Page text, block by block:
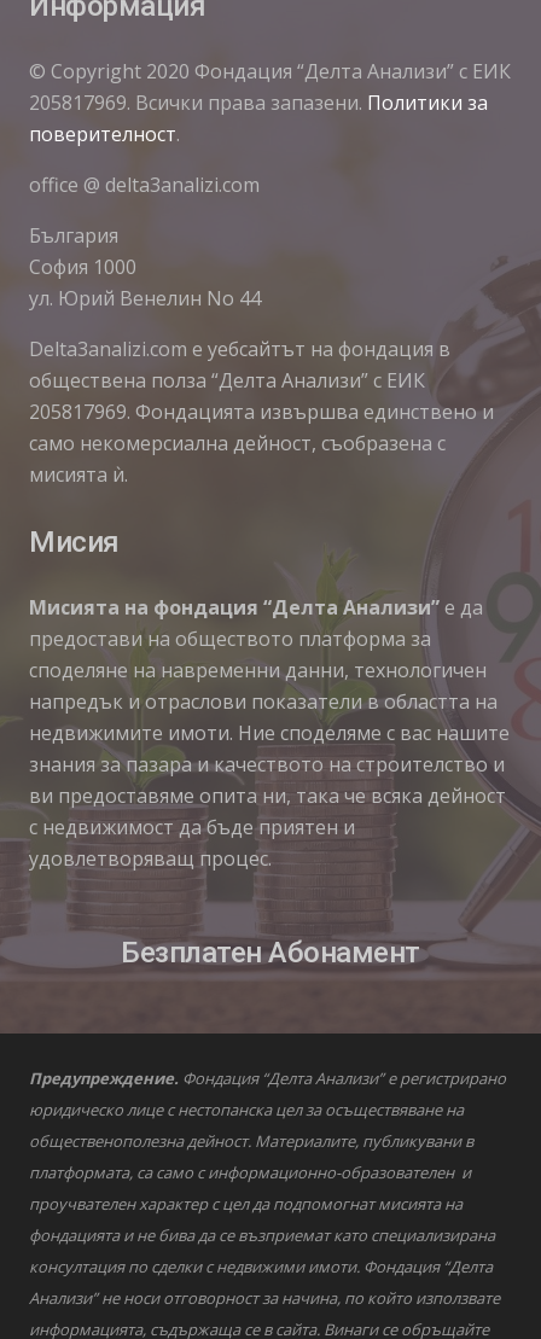
© Copyright 2020 Фондация “Делта Анализи” с ЕИК
205817969. Всички права запазени. Политики за
поверителност.
office @ delta3analizi.com
България
София 1000
ул. Юрий Венелин No 44
Delta3analizi.com e уебсайтът на фондация в
обществена полза “Делта Анализи” с ЕИК
205817969. Фондацията извършва единствено и
само некомерсиална дейност, съобразена с
мисията ѝ.
Мисия
Мисията на фондация “Делта Анализи”е да
предостави на обществото платформа за
споделяне на навременни данни, технологичен
напредък и отраслови показатели в областта на
недвижимите имоти. Ние споделяме с вас нашите
знания за пазара и качеството на строителство и
ви предоставяме опита ни, така че всяка дейност
с недвижимост да бъде приятен и
удовлетворяващ процес.
Безплатен Абонамент
Предупреждение. Фондация “Делта Анализи” е регистрирано
юридическо лице с нестопанска цел за осъществяване на
общественополезна дейност. Материалите, публикувани в
платформата, са само с информационно-образователен и
проучвателен характер с цел да подпомогнат мисията на
фондацията и не бива да се възприемат като специализирана
консултация по сделки с недвижими имоти. Фондация “Делта
Анализи” не носи отговорност за начина, по който използвате
информацията, съдържаща се в сайта. Винаги се обръщайте